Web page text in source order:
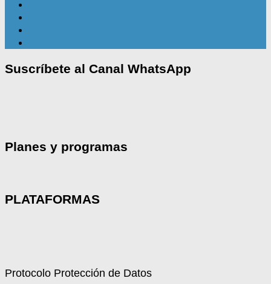
Suscríbete al Canal WhatsApp
Planes y programas
PLATAFORMAS
Protocolo Protección de Datos